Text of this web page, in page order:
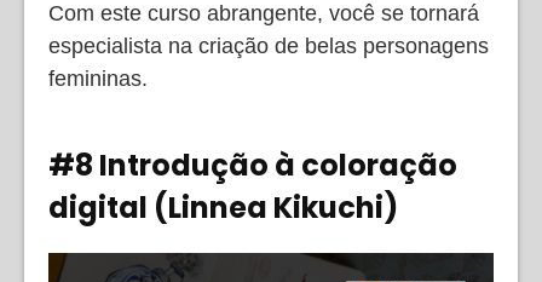
Com este curso abrangente, você se tornará
especialista na criação de belas personagens
femininas.
#8 Introdução à coloração
digital (Linnea Kikuchi)